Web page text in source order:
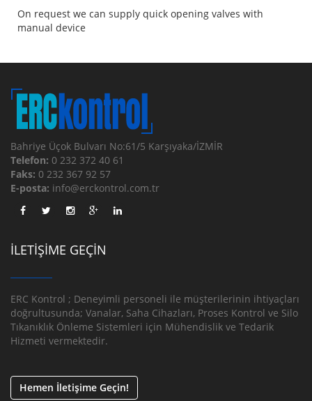
On request we can supply quick opening valves with
manual device
Bahriye Üçok Bulvarı No:61/5 Karşıyaka/İZMİR
Telefon: 0 232 372 40 61
Faks: 0 232 367 92 57
E-posta: info@erckontrol.com.tr
İLETİŞİME GEÇİN
ERC Kontrol ; Deneyimli personeli ile müşterilerinin ihtiyaçları
doğrultusunda; Vanalar, Saha Cihazları, Proses Kontrol ve Silo
Tıkanıklık Önleme Sistemleri için Mühendislik ve Tedarik
Hizmeti vermektedir.
Hemen İletişime Geçin!